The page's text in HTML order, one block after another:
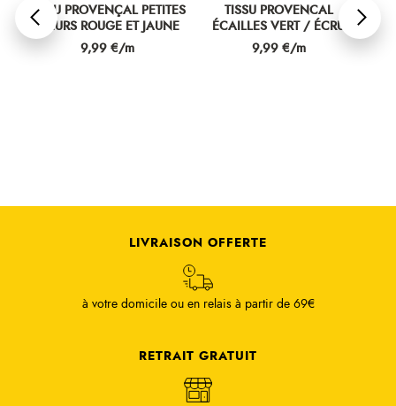
TISSU PROVENÇAL PETITES
FLEURS ROUGE ET JAUNE
Prix
9,99 €/m
TISSU PROVENCAL
ÉCAILLES VERT / ÉCRU
Prix
9,99 €/m
LIVRAISON OFFERTE
à votre domicile ou en relais à partir de 69€
RETRAIT GRATUIT